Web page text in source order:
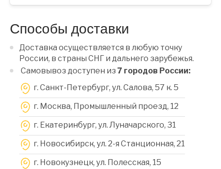
Способы доставки
Доставка осуществляется в любую точку
России, в страны СНГ и дальнего зарубежья.
Самовывоз доступен из 7 городов России:
г. Санкт-Петербург, ул. Салова, 57 к. 5
г. Москва, Промышленный проезд, 12
г. Екатеринбург, ул. Луначарского, 31
г. Новосибирск, ул. 2-я Станционная, 21
г. Новокузнецк, ул. Полесская, 15